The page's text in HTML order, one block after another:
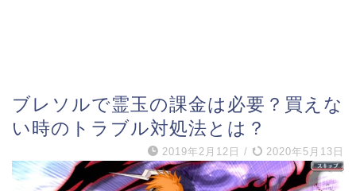
ブレソルで霊玉の課金は必要？買えな
い時のトラブル対処法とは？
2019年2月12日 / 2020年5月13日